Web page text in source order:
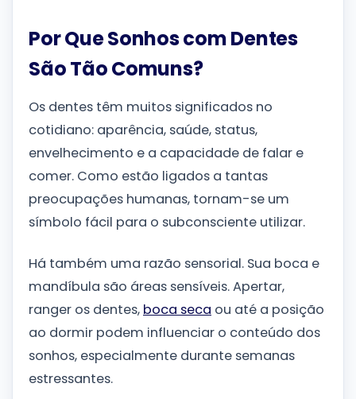
Por Que Sonhos com Dentes
São Tão Comuns?
Os dentes têm muitos significados no
cotidiano: aparência, saúde, status,
envelhecimento e a capacidade de falar e
comer. Como estão ligados a tantas
preocupações humanas, tornam-se um
símbolo fácil para o subconsciente utilizar.
Há também uma razão sensorial. Sua boca e
mandíbula são áreas sensíveis. Apertar,
ranger os dentes, boca seca ou até a posição
ao dormir podem influenciar o conteúdo dos
sonhos, especialmente durante semanas
estressantes.